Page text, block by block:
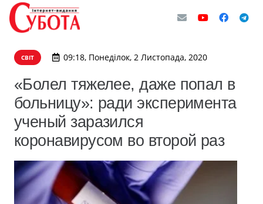
СВІТ 09:18, Понеділок, 2 Листопада, 2020
«Болел тяжелее, даже попал в
больницу»: ради эксперимента
ученый заразился
коронавирусом во второй раз